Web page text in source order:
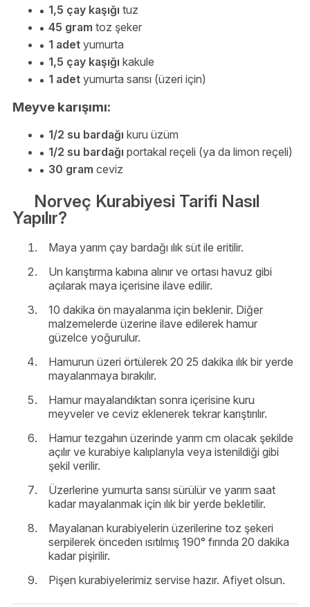
1,5 çay kaşığı tuz
45 gram toz şeker
1 adet yumurta
1,5 çay kaşığı kakule
1 adet yumurta sarısı (üzeri için)
Meyve karışımı:
1/2 su bardağı kuru üzüm
1/2 su bardağı portakal reçeli (ya da limon reçeli)
30 gram ceviz
Norveç Kurabiyesi Tarifi Nasıl
Yapılır?
Maya yarım çay bardağı ılık süt ile eritilir.
Un karıştırma kabına alınır ve ortası havuz gibi
açılarak maya içerisine ilave edilir.
10 dakika ön mayalanma için beklenir. Diğer
malzemelerde üzerine ilave edilerek hamur
güzelce yoğurulur.
Hamurun üzeri örtülerek 20 25 dakika ılık bir yerde
mayalanmaya bırakılır.
Hamur mayalandıktan sonra içerisine kuru
meyveler ve ceviz eklenerek tekrar karıştırılır.
Hamur tezgahın üzerinde yarım cm olacak şekilde
açılır ve kurabiye kalıplarıyla veya istenildiği gibi
şekil verilir.
Üzerlerine yumurta sarısı sürülür ve yarım saat
kadar mayalanmak için ılık bir yerde bekletilir.
Mayalanan kurabiyelerin üzerilerine toz şekeri
serpilerek önceden ısıtılmış 190° fırında 20 dakika
kadar pişirilir.
Pişen kurabiyelerimiz servise hazır. Afiyet olsun.